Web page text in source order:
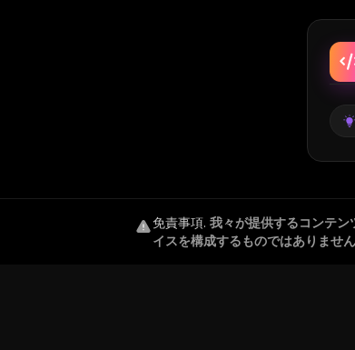
免責事項. 我々が提供するコンテ
イスを構成するものではありませ